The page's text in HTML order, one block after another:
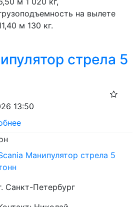
на вылете
м 130 кг.
стрела 5
13:50
Манипулятор стрела 5
Санкт-Петербург